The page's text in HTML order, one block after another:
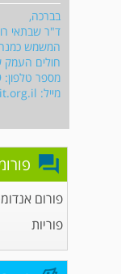
בברכה,
ד"ר שבתאי
המשמש
חולים העמק
מספר טלפון: 052-2488759
מייל:
פורום
פוריות